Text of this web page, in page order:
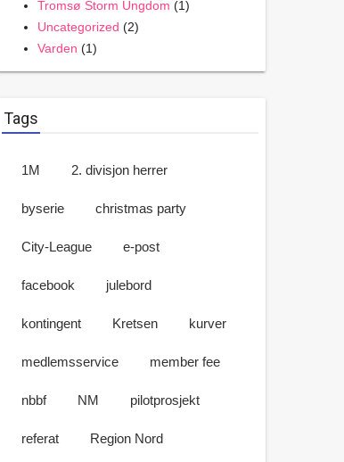
Tromsø Storm Ungdom (1)
Uncategorized (2)
Varden (1)
Tags
1M 2. divisjon herrer
byserie christmas party
City-League e-post
facebook julebord
kontingent Kretsen kurver
medlemsservice member fee
nbbf NM pilotprosjekt
referat Region Nord